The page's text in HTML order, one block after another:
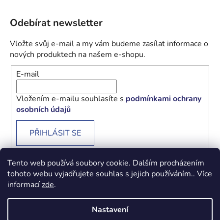
Tento web používá soubory cookie. Dalším procházením
tohoto webu vyjadřujete souhlas s jejich používáním.. Více
informacízde.
Nastavení
Odebírat newsletter
Vložte svůj e-mail a my vám budeme zasílat informace o
nových produktech na našem e-shopu.
E-mail
Vložením e-mailu souhlasíte s podmínkami ochrany
osobních údajů
PŘIHLÁSIT SE
Obchodní podmínky Podmínky ochrany osobních údajů